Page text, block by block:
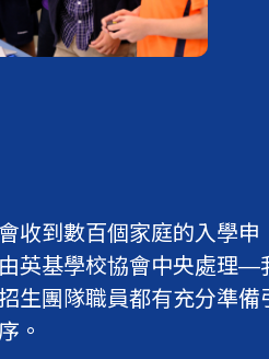
收到數百個家庭的入學申
英基學校協會中央處理—
生團隊職員都有充分準備
。